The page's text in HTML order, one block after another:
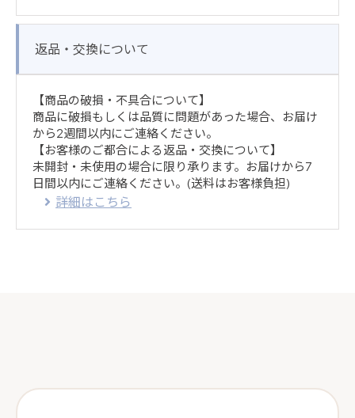
返品・交換について
【商品の破損・不具合について】
商品に破損もしくは品質に問題があった場合、お届け
から2週間以内にご連絡ください。
【お客様のご都合による返品・交換について】
未開封・未使用の場合に限り承ります。お届けから7
日間以内にご連絡ください。(送料はお客様負担)
詳細はこちら